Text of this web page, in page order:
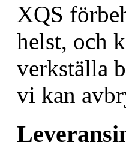
XQS
helst, och
verkställa
vi kan